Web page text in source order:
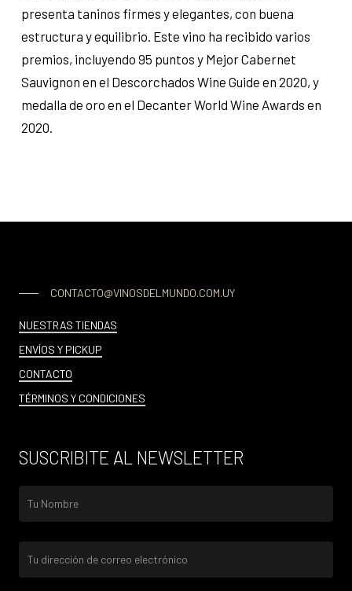
presenta taninos firmes y elegantes, con buena
estructura y equilibrio. Este vino ha recibido varios
premios, incluyendo 95 puntos y Mejor Cabernet
Sauvignon en el Descorchados Wine Guide en 2020, y
medalla de oro en el Decanter World Wine Awards en
2020.
CONTACTO@VINOSDELMUNDO.COM.UY
NUESTRAS TIENDAS
ENVÍOS Y PICKUP
CONTACTO
TÉRMINOS Y CONDICIONES
SUSCRIBITE AL NEWSLETTER